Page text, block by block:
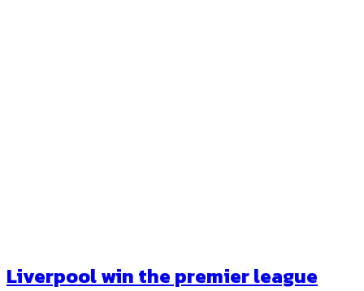
Liverpool win the premier league